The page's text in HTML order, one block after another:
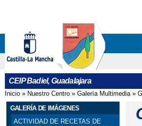
CEIP Badiel, Guadalajara
Se encuentra usted
Inicio » Nuestro Centro » Galería Multimedia»
GALERÍA DE IMÁGENES
ACTIVIDAD DE RECETAS DE